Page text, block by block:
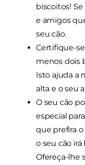
biscoitos!
e amigos
seu cão.
Certifique-
menos dois
Isto ajuda a
alta e o seu
O seu cão
especial
que prefira
o seu cão
Ofereça-lhe